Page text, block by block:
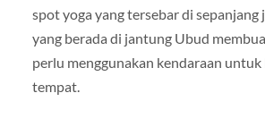
spot yoga yang tersebar di sepanjang
yang berada di jantung Ubud
perlu menggunakan kendaraan
tempat.